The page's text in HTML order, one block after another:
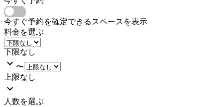
今すぐ予約を確定できるスペースを表示
料金を選ぶ
下限なし
〜
上限なし
人数を選ぶ